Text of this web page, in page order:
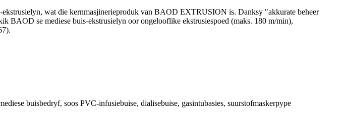
wat die kernmasjinerieproduk van BAOD EXTRUSION is. Danksy "akkurate beheer
BAOD se mediese buis-ekstrusielyn oor ongelooflike ekstrusiespoed (maks. 180 m/min),
buisbedryf, soos PVC-infusiebuise, dialisebuise, gasintubasies, suurstofmaskerpype